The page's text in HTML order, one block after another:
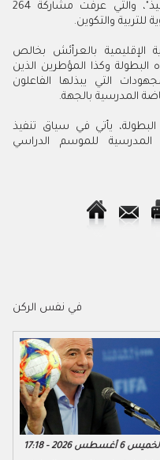
المدرسية في خدمة التلميذات والتلاميذ"، والتي عرفت مشاركة 264
للتربية والتكوين.
الإقليمية بالعرأئش بخالص
البطولة وكذا المؤطرين الذين
التي يبذلها الفاعلون
المدرسية بالجهة.
يأتي في سياق تنفيذ
المدرسية للموسم الدراسي
في نفس الركن
6 أغسطس 2026 - 17:18